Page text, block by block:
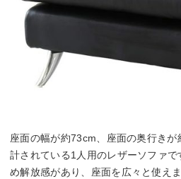
座面の幅が約73cm、座面の奥行き
計されている1人用のレザーソファ
め解放感があり、座面を広々と使え